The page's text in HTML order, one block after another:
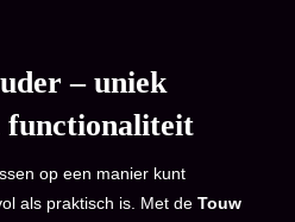
– uniek
functionaliteit
op een manier kunt
als praktisch is. Met deTouw